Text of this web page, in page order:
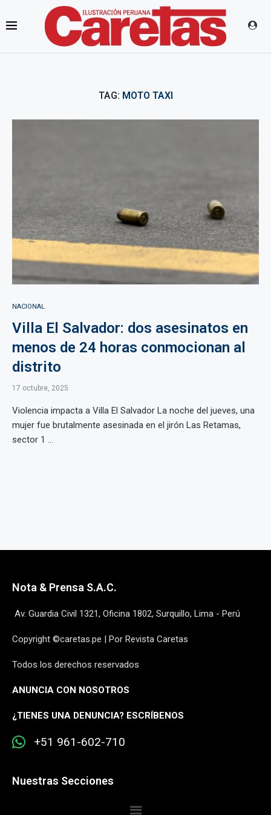
TAG: MOTO TAXI
NACIONAL
Villa El Salvador: dos asesinatos en
menos de 24 horas conmocionan al
distrito
17 octubre, 2025
Violencia impacta a Villa El Salvador La noche del jueves, una
mujer fue brutalmente asesinada en el jirón Las Retamas,
sector 1 ...
Nota & Prensa S.A.C.
Av. Guardia Civil 1321, Oficina 1802, Surquillo, Lima - Perú
Copyright ©caretas.pe | Por Revista Caretas
Todos los derechos reservados
ANUNCIA CON NOSOTROS
¿TIENES UNA DENUNCIA? ESCRÍBENOS
+51 961-602-710
Nuestras Secciones